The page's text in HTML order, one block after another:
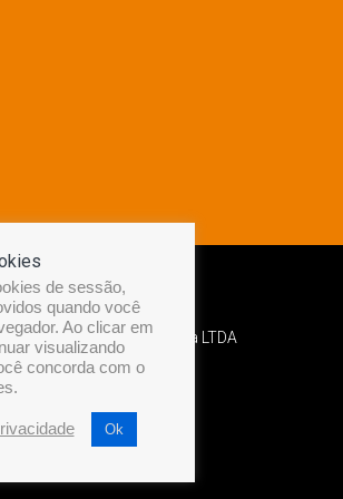
por Diamond Náutica LTDA
de sessão,
quando você
Ao clicar em
visualizando
concorda com o
Ok